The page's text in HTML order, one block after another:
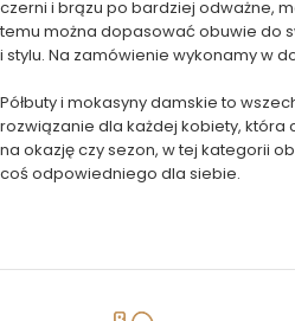
czerni i brązu po bardziej odważne,
temu można dopasować obuwie do
i stylu. Na zamówienie wykonamy w
Półbuty i mokasyny damskie to
rozwiązanie dla każdej kobiety, która
na okazję czy sezon, w tej kategorii
coś odpowiedniego dla siebie.